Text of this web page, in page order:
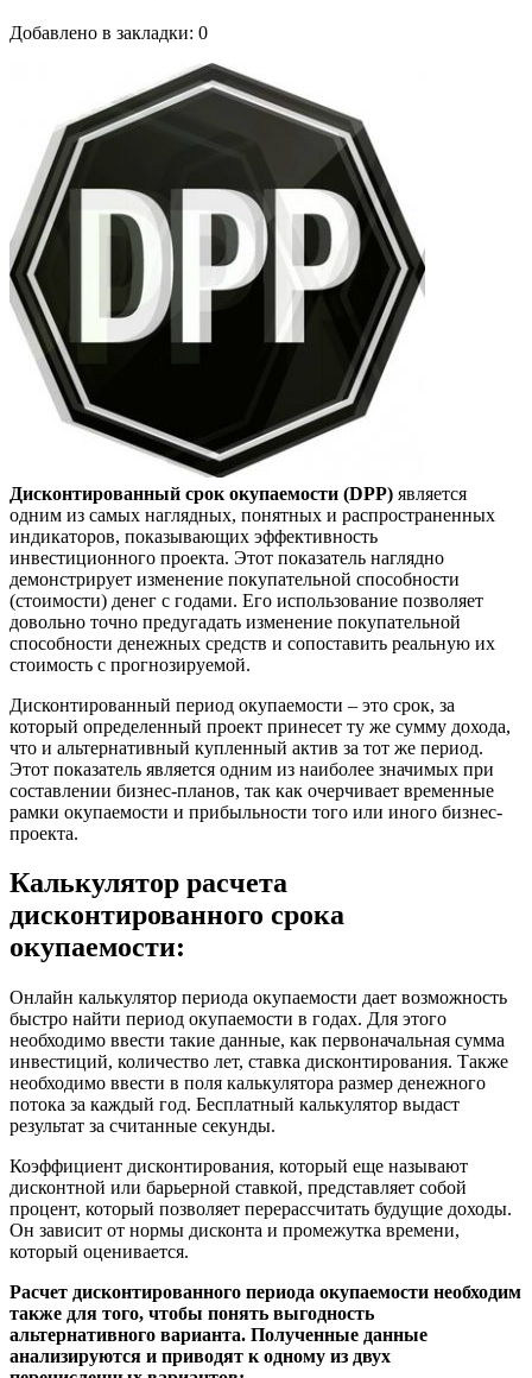
Добавлено в закладки: 0
Дисконтированный срок окупаемости (DPP) является
одним из самых наглядных, понятных и распространенных
индикаторов, показывающих эффективность
инвестиционного проекта. Этот показатель наглядно
демонстрирует изменение покупательной способности
(стоимости) денег с годами. Его использование позволяет
довольно точно предугадать изменение покупательной
способности денежных средств и сопоставить реальную их
стоимость с прогнозируемой.
Дисконтированный период окупаемости – это срок, за
который определенный проект принесет ту же сумму дохода,
что и альтернативный купленный актив за тот же период.
Этот показатель является одним из наиболее значимых при
составлении бизнес-планов, так как очерчивает временные
рамки окупаемости и прибыльности того или иного бизнес-
проекта.
Калькулятор расчета
дисконтированного срока
окупаемости:
Онлайн калькулятор периода окупаемости дает возможность
быстро найти период окупаемости в годах. Для этого
необходимо ввести такие данные, как первоначальная сумма
инвестиций, количество лет, ставка дисконтирования. Также
необходимо ввести в поля калькулятора размер денежного
потока за каждый год. Бесплатный калькулятор выдаст
результат за считанные секунды.
Коэффициент дисконтирования, который еще называют
дисконтной или барьерной ставкой, представляет собой
процент, который позволяет перерассчитать будущие доходы.
Он зависит от нормы дисконта и промежутка времени,
который оценивается.
Расчет дисконтированного периода окупаемости необходим
также для того, чтобы понять выгодность
альтернативного варианта. Полученные данные
анализируются и приводят к одному из двух